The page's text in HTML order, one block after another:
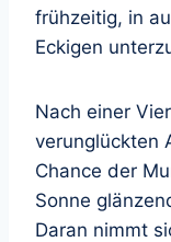
frühzeitig, in
Eckigen
Nach einer
verunglückten
Chance der
Sonne
Daran nimmt